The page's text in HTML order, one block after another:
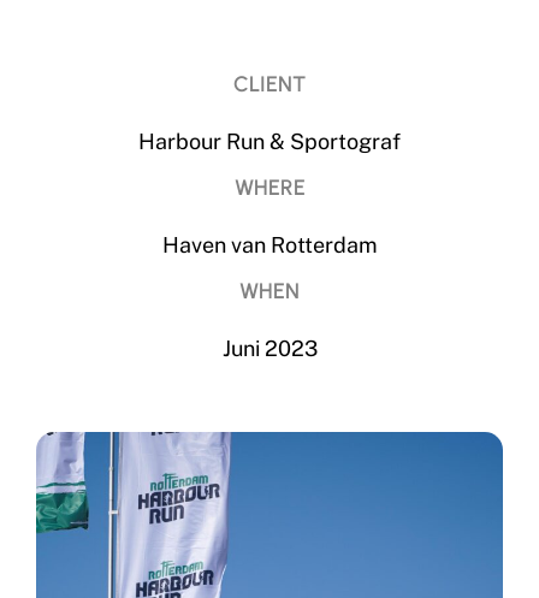
CLIENT
Harbour Run & Sportograf
WHERE
Haven van Rotterdam
WHEN
Juni 2023